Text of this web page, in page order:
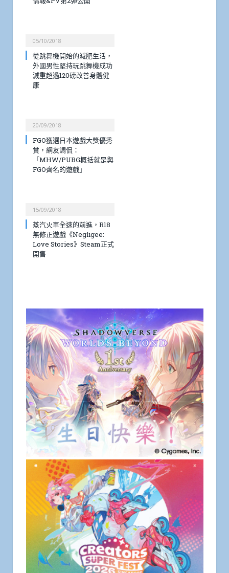
05/10/2018
從跳舞機開始的減肥生活，
外國男性堅持玩跳舞機成功
減重超過120磅改善身體健
康
20/09/2018
FGO獲選日本遊戲大獎優秀
賞，網友調侃：
「MHW/PUBG概括就是與
FGO齊名的遊戲」
15/09/2018
蒸汽火車全速的前進，R18
無修正遊戲《Negligee:
Love Stories》Steam正式
開售